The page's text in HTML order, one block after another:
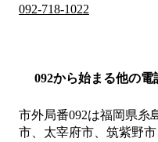
092-718-1022
092から始まる他の電
市外局番092は福岡県糸
市、太宰府市、筑紫野